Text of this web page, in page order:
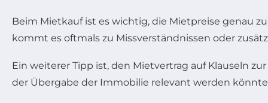
Beim Mietkauf ist es wichtig, die Mietpreise genau
kommt es oftmals zu Missverständnissen oder
Ein weiterer Tipp ist, den Mietvertrag auf Klauseln
der Übergabe der Immobilie relevant werden